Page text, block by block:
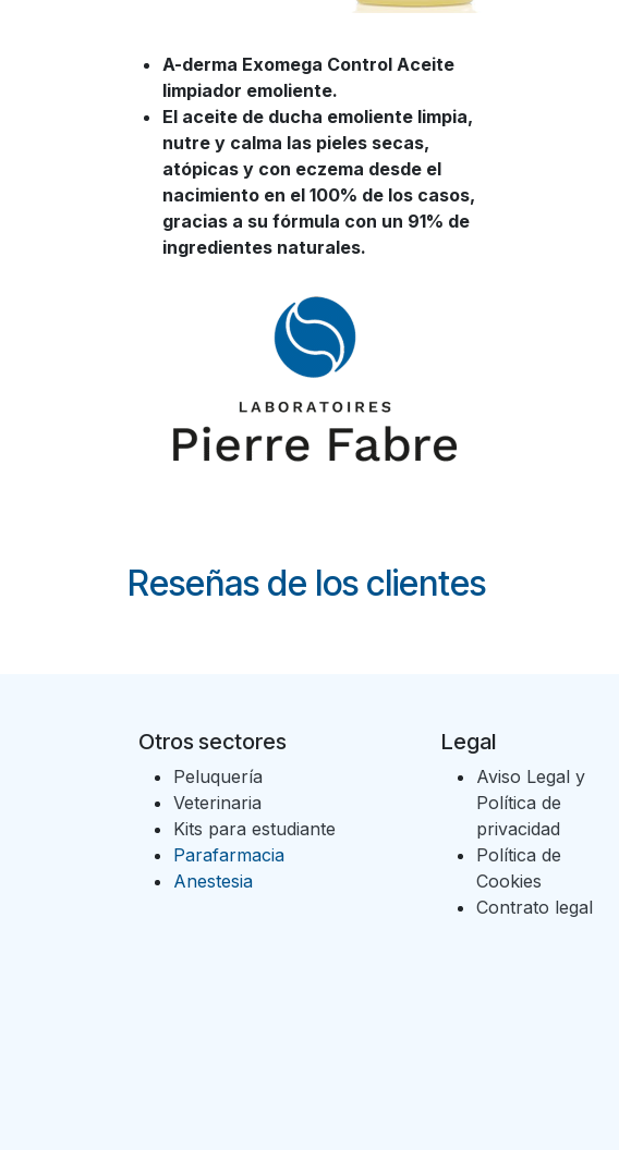
A-derma Exomega Control Aceite
limpiador emoliente.
El aceite de ducha emoliente limpia,
nutre y calma las pieles secas,
atópicas y con eczema desde el
nacimiento en el 100% de los casos,
gracias a su fórmula con un 91% de
ingredientes naturales.
Reseñas de los clientes
Otros sectores
Peluquería
Veterinaria
Kits para estudiante
Parafarmacia
Anestesia
Legal
Aviso Legal y
Política de
privacidad
Política de
Cookies
Contrato legal